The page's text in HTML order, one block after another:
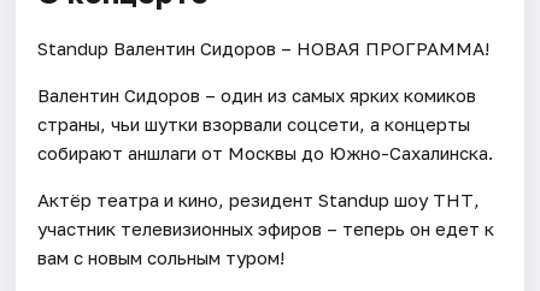
Standup Валентин Сидоров – НОВАЯ ПРОГРАММА!
Валентин Сидоров – один из самых ярких комиков
страны, чьи шутки взорвали соцсети, а концерты
собирают аншлаги от Москвы до Южно-Сахалинска.
Актёр театра и кино, резидент Standup шоу ТНТ,
участник телевизионных эфиров – теперь он едет к
вам с новым сольным туром!